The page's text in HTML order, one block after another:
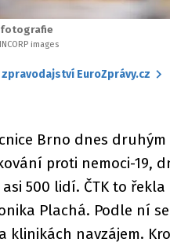
fotografie
images
EuroZprávy.cz
Brno dnes druhým
proti nemoci-19,
500 lidí. ČTK to
Plachá. Podle ní
klinikách navzájem.